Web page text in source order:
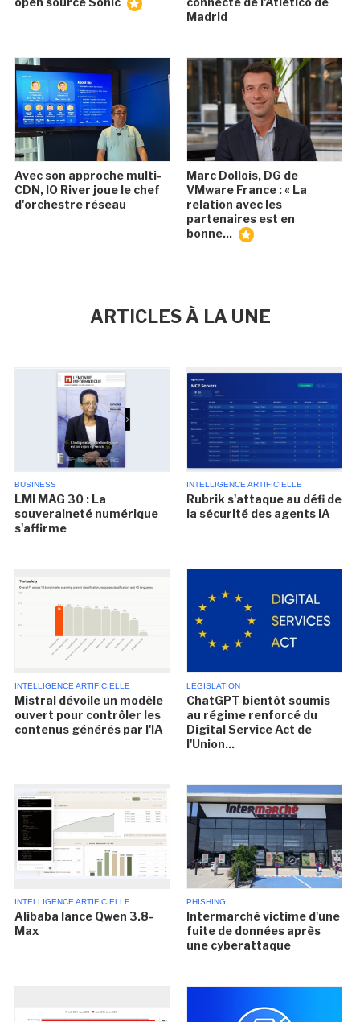
Madrid
Avec son approche multi-
CDN, IO River joue le chef
d'orchestre réseau
Marc Dollois, DG de
VMware France : « La
relation avec les
partenaires est en
bonne...
ARTICLES À LA UNE
BUSINESS
LMI MAG 30 : La
souveraineté numérique
s'affirme
INTELLIGENCE ARTIFICIELLE
Rubrik s'attaque au défi de
la sécurité des agents IA
INTELLIGENCE ARTIFICIELLE
Mistral dévoile un modèle
ouvert pour contrôler les
contenus générés par l'IA
LÉGISLATION
ChatGPT bientôt soumis
au régime renforcé du
Digital Service Act de
l'Union...
INTELLIGENCE ARTIFICIELLE
Alibaba lance Qwen 3.8-
Max
PHISHING
Intermarché victime d'une
fuite de données après
une cyberattaque